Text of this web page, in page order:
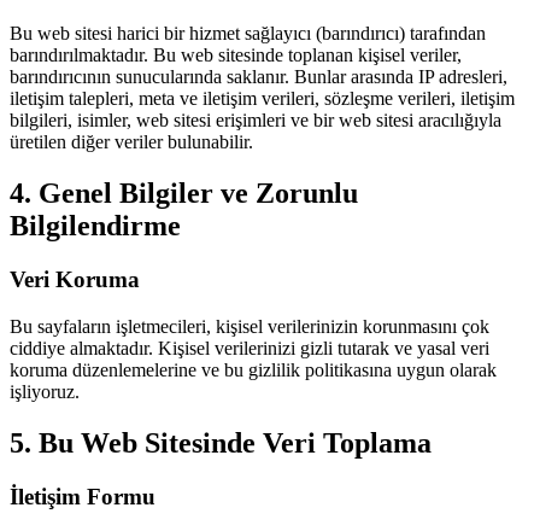
Bu web sitesi harici bir hizmet sağlayıcı (barındırıcı) tarafından
barındırılmaktadır. Bu web sitesinde toplanan kişisel veriler,
barındırıcının sunucularında saklanır. Bunlar arasında IP adresleri,
iletişim talepleri, meta ve iletişim verileri, sözleşme verileri, iletişim
bilgileri, isimler, web sitesi erişimleri ve bir web sitesi aracılığıyla
üretilen diğer veriler bulunabilir.
4. Genel Bilgiler ve Zorunlu
Bilgilendirme
Veri Koruma
Bu sayfaların işletmecileri, kişisel verilerinizin korunmasını çok
ciddiye almaktadır. Kişisel verilerinizi gizli tutarak ve yasal veri
koruma düzenlemelerine ve bu gizlilik politikasına uygun olarak
işliyoruz.
5. Bu Web Sitesinde Veri Toplama
İletişim Formu